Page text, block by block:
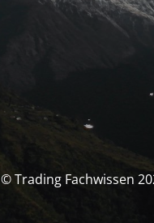
© Trading Fachwissen